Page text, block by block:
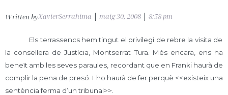
Written byXavierSerrahima maig 30, 2008 8:58 pm
Els terrassencs hem tingut el privilegi de rebre la visita de
la consellera de Justícia, Montserrat Tura. Més encara, ens ha
beneït amb les seves paraules, recordant que en Franki haurà de
complir la pena de presó. I ho haurà de fer perquè <<existeix una
sentència ferma d’un tribunal>>.